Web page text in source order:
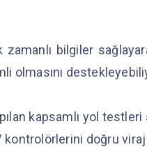
zamanlı bilgiler
olmasını
kapsamlı yol testleri
kontrolörlerini doğru